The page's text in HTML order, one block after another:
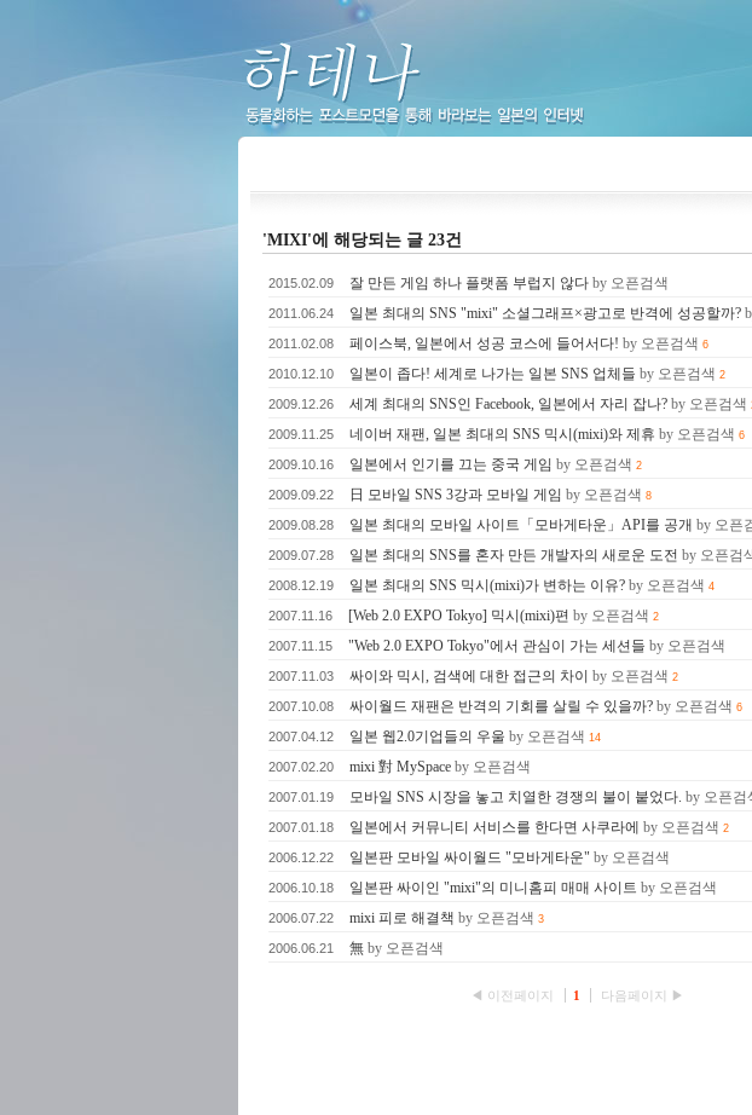
'MIXI'에 해당되는 글 23건
2015.02.09 잘 만든 게임 하나 플랫폼 부럽지 않다 by 오픈검색
2011.06.24 일본 최대의 SNS "mixi" 소셜그래프×광고로 반격에 성공할까?
2011.02.08 페이스북, 일본에서 성공 코스에 들어서다! by 오픈검색 6
2010.12.10 일본이 좁다! 세계로 나가는 일본 SNS 업체들 by 오픈검색 2
2009.12.26 세계 최대의 SNS인 Facebook, 일본에서 자리 잡나? by 오픈검색
2009.11.25 네이버 재팬, 일본 최대의 SNS 믹시(mixi)와 제휴 by 오픈검색 6
2009.10.16 일본에서 인기를 끄는 중국 게임 by 오픈검색 2
2009.09.22 日 모바일 SNS 3강과 모바일 게임 by 오픈검색 8
2009.08.28 일본 최대의 모바일 사이트「모바게타운」API를 공개 by 오픈
2009.07.28 일본 최대의 SNS를 혼자 만든 개발자의 새로운 도전 by 오픈검
2008.12.19 일본 최대의 SNS 믹시(mixi)가 변하는 이유? by 오픈검색 4
2007.11.16 [Web 2.0 EXPO Tokyo] 믹시(mixi)편 by 오픈검색 2
2007.11.15 "Web 2.0 EXPO Tokyo"에서 관심이 가는 세션들 by 오픈검색
2007.11.03 싸이와 믹시, 검색에 대한 접근의 차이 by 오픈검색 2
2007.10.08 싸이월드 재팬은 반격의 기회를 살릴 수 있을까? by 오픈검색 6
2007.04.12 일본 웹2.0기업들의 우울 by 오픈검색 14
2007.02.20 mixi 對 MySpace by 오픈검색
2007.01.19 모바일 SNS 시장을 놓고 치열한 경쟁의 불이 붙었다. by 오픈검
2007.01.18 일본에서 커뮤니티 서비스를 한다면 사쿠라에 by 오픈검색 2
2006.12.22 일본판 모바일 싸이월드 "모바게타운" by 오픈검색
2006.10.18 일본판 싸이인 "mixi"의 미니홈피 매매 사이트 by 오픈검색
2006.07.22 mixi 피로 해결책 by 오픈검색 3
2006.06.21 無 by 오픈검색
◀ 이전페이지 1 다음페이지 ▶